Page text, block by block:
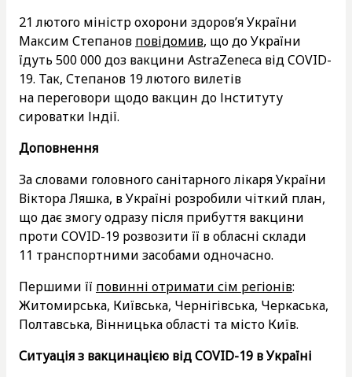
21 лютого міністр охорони здоров’я України
Максим Степанов повідомив, що до України
їдуть 500 000 доз вакцини AstraZeneca від COVID-
19. Так, Степанов 19 лютого вилетів
на переговори щодо вакцин до Інституту
сироватки Індії.
Доповнення
За словами головного санітарного лікаря України
Віктора Ляшка, в Україні розробили чіткий план,
що дає змогу одразу після прибуття вакцини
проти COVID-19 розвозити її в обласні склади
11 транспортними засобами одночасно.
Першими її повинні отримати сім регіонів:
Житомирська, Київська, Чернігівська, Черкаська,
Полтавська, Вінницька області та місто Київ.
Ситуація з вакцинацією від COVID-19 в Україні